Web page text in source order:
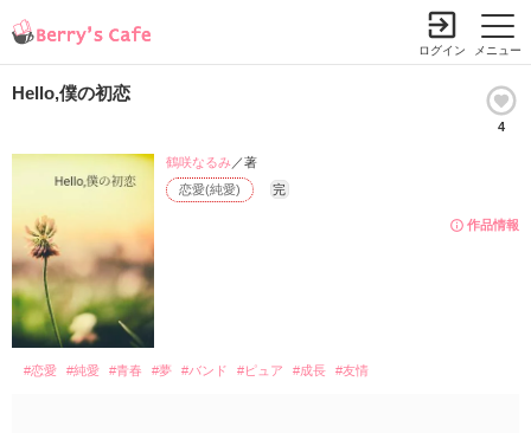
メニュー
ログイン
Hello,僕の初恋
4
作品情報
恋愛(純愛) 完
鶴咲なるみ／著
#恋愛 #純愛 #青春 #夢 #バンド #ピュア #成長 #友情